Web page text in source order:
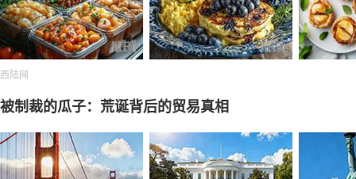
西陆网
被制裁的瓜子：荒诞背后的贸易真相